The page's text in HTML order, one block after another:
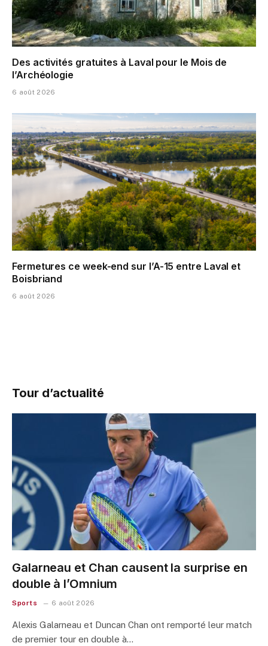
Des activités gratuites à Laval pour le Mois de
l’Archéologie
6 août 2026
Fermetures ce week-end sur l’A-15 entre Laval et
Boisbriand
6 août 2026
Tour d’actualité
Galarneau et Chan causent la surprise en
double à l’Omnium
Sports 6 août 2026
Alexis Galarneau et Duncan Chan ont remporté leur match
de premier tour en double à…